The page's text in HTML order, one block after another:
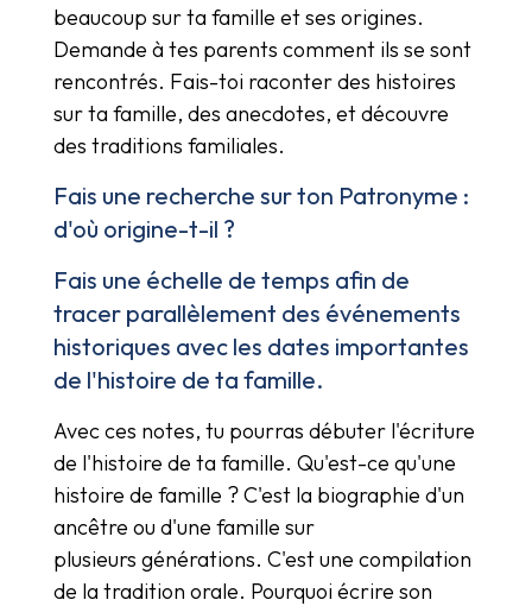
beaucoup sur ta famille et ses origines.
Demande à tes parents comment ils se sont
rencontrés. Fais-toi raconter des histoires
sur ta famille, des anecdotes, et découvre
des traditions familiales.
Fais une recherche sur ton Patronyme :
d'où origine-t-il ?
Fais une échelle de temps afin de
tracer parallèlement des événements
historiques avec les dates importantes
de l'histoire de ta famille.
Avec ces notes, tu pourras débuter l'écriture
de l'histoire de ta famille. Qu'est-ce qu'une
histoire de famille ? C'est la biographie d'un
ancêtre ou d'une famille sur
plusieurs générations. C'est une compilation
de la tradition orale. Pourquoi écrire son